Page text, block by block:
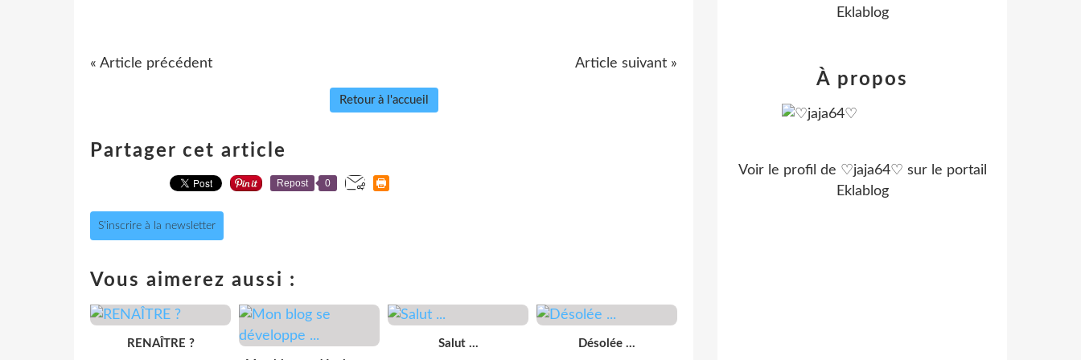
« Article précédent Article suivant »
Retour à l'accueil
Partager cet article
Repost 0
S'inscrire à la newsletter
Vous aimerez aussi :
RENAÎTRE ?
Salut ... Désolée ...
Eklablog
À propos
Voir le profil de ♡jaja64♡ sur le portail
Eklablog